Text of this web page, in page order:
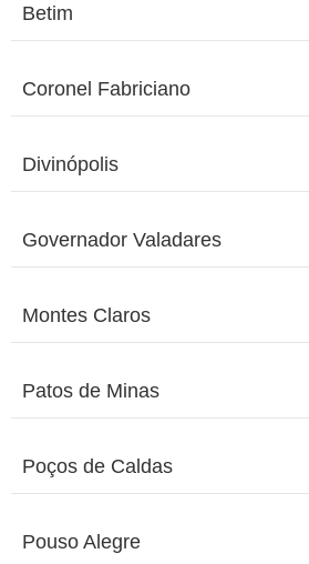
Betim
Coronel Fabriciano
Divinópolis
Governador Valadares
Montes Claros
Patos de Minas
Poços de Caldas
Pouso Alegre